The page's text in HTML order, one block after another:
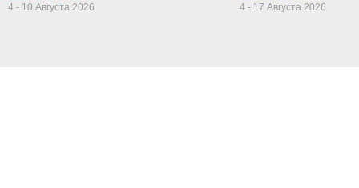
4 - 10 Августа 2026
4 - 17 Августа 2026